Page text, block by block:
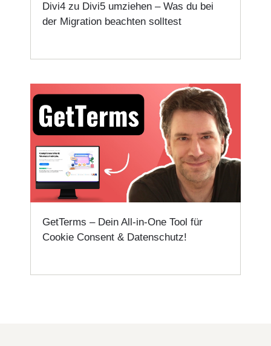
Divi4 zu Divi5 umziehen – Was du bei
der Migration beachten solltest
GetTerms – Dein All-in-One Tool für
Cookie Consent & Datenschutz!